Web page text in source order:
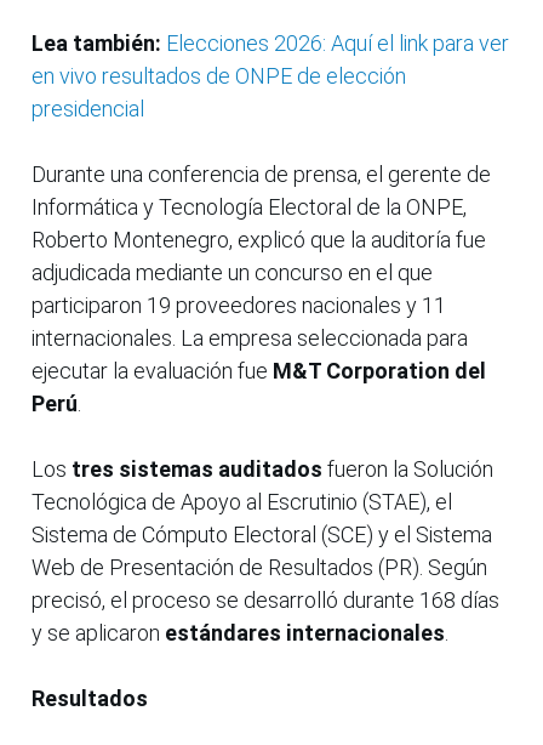
Lea también: Elecciones 2026: Aquí el link para ver
en vivo resultados de ONPE de elección
presidencial
Durante una conferencia de prensa, el gerente de
Informática y Tecnología Electoral de la ONPE,
Roberto Montenegro, explicó que la auditoría fue
adjudicada mediante un concurso en el que
participaron 19 proveedores nacionales y 11
internacionales. La empresa seleccionada para
ejecutar la evaluación fue M&T Corporation del
Perú
Los tres sistemas auditados fueron la Solución
Tecnológica de Apoyo al Escrutinio (STAE), el
Sistema de Cómputo Electoral (SCE) y el Sistema
Web de Presentación de Resultados (PR). Según
precisó, el proceso se desarrolló durante 168 días
y se aplicaron estándares internacionales
Resultados